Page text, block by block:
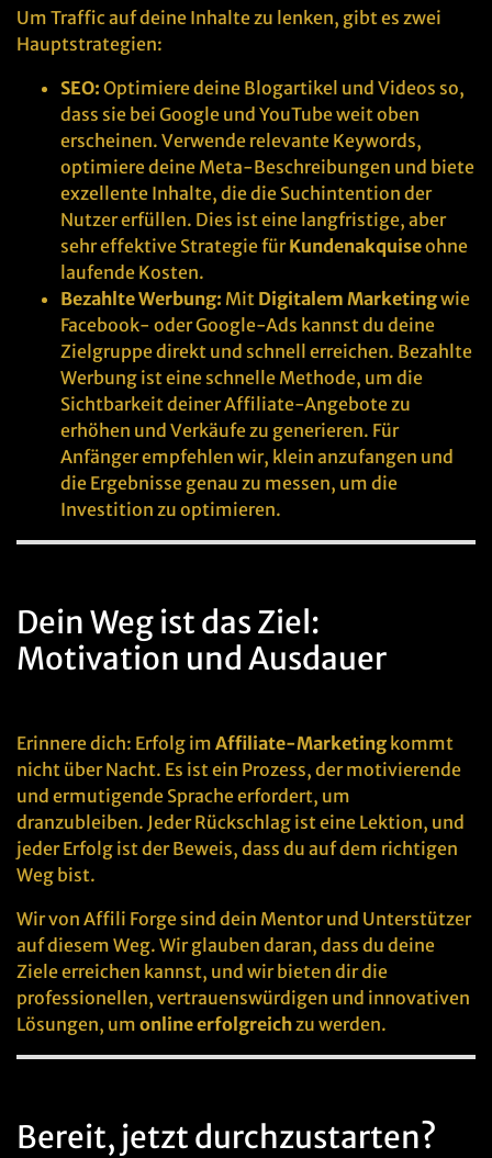
Um Traffic auf deine Inhalte zu lenken, gibt es zwei
Hauptstrategien:
SEO: Optimiere deine Blogartikel und Videos so,
dass sie bei Google und YouTube weit oben
erscheinen. Verwende relevante Keywords,
optimiere deine Meta-Beschreibungen und biete
exzellente Inhalte, die die Suchintention der
Nutzer erfüllen. Dies ist eine langfristige, aber
sehr effektive Strategie fürKundenakquiseohne
laufende Kosten.
Bezahlte Werbung: Mit Digitalem Marketingwie
Facebook- oder Google-Ads kannst du deine
Zielgruppe direkt und schnell erreichen. Bezahlte
Werbung ist eine schnelle Methode, um die
Sichtbarkeit deiner Affiliate-Angebote zu
erhöhen und Verkäufe zu generieren. Für
Anfänger empfehlen wir, klein anzufangen und
die Ergebnisse genau zu messen, um die
Investition zu optimieren.
Dein Weg ist das Ziel:
Motivation und Ausdauer
Erinnere dich: Erfolg im Affiliate-Marketing kommt
nicht über Nacht. Es ist ein Prozess, der motivierende
und ermutigende Sprache erfordert, um
dranzubleiben. Jeder Rückschlag ist eine Lektion, und
jeder Erfolg ist der Beweis, dass du auf dem richtigen
Weg bist.
Wir von Affili Forge sind dein Mentor und Unterstützer
auf diesem Weg. Wir glauben daran, dass du deine
Ziele erreichen kannst, und wir bieten dir die
professionellen, vertrauenswürdigen und innovativen
Lösungen, um online erfolgreichzu werden.
Bereit, jetzt durchzustarten?